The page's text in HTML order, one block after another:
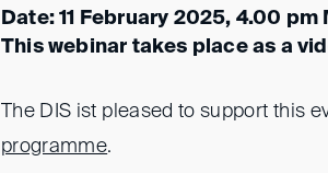
Date: 11 February 2025, 4.00
This webinar takes place as a
The DIS ist pleased to support this
programme.